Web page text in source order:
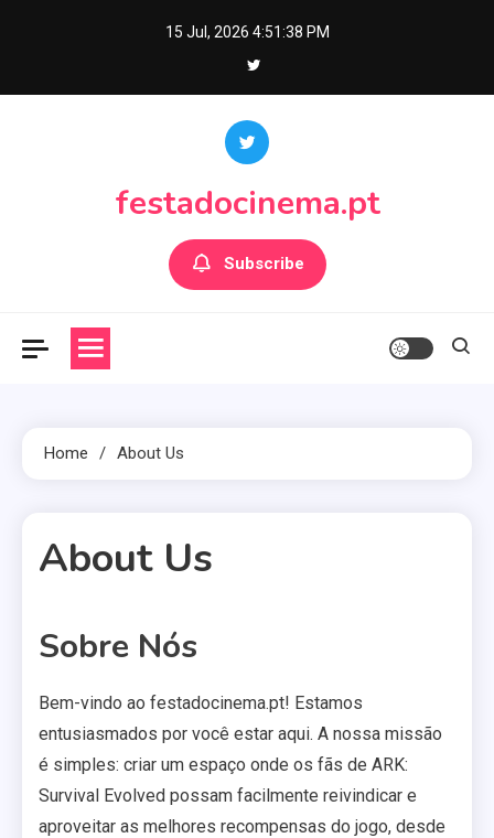
15 Jul, 2026 4:51:38 PM
festadocinema.pt
Subscribe
Home About Us
About Us
2 MINS READ
Sobre Nós
Bem-vindo ao festadocinema.pt! Estamos
entusiasmados por você estar aqui. A nossa missão
é simples: criar um espaço onde os fãs de ARK:
Survival Evolved possam facilmente reivindicar e
aproveitar as melhores recompensas do jogo, desde